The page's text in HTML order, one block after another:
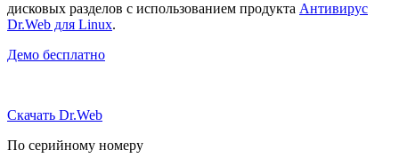
дисковых разделов с использованием продукта Антивирус
Dr.Web для Linux.
Демо бесплатно
Скачать Dr.Web
По серийному номеру